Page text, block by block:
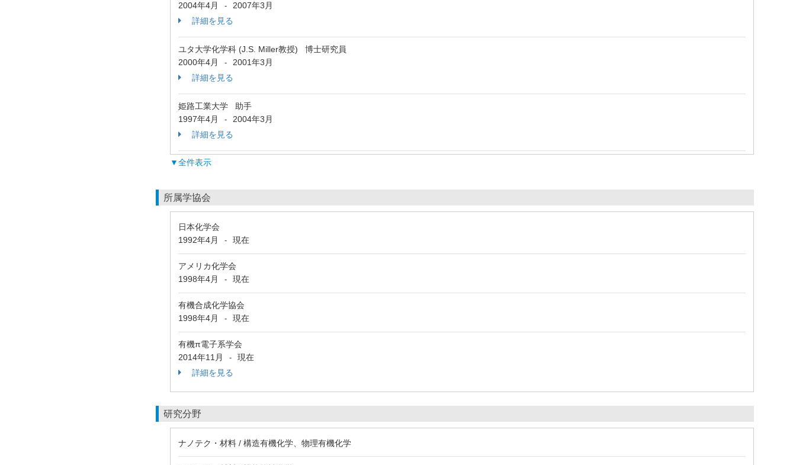
2004年4月
-
2007年3月
詳細を見る
ユタ大学化学科 (J.S. Miller教授) 博士研究員
2000年4月
-
2001年3月
詳細を見る
姫路工業大学 助手
1997年4月
-
2004年3月
詳細を見る
▼全件表示
所属学協会
日本化学会
1992年4月
- 現在
アメリカ化学会
1998年4月
- 現在
有機合成化学協会
1998年4月
- 現在
有機π電子系学会
2014年11月
-
現在
詳細を見る
研究分野
ナノテク・材料 / 構造有機化学、物理有機化学